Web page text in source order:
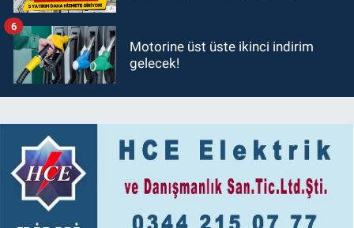
Motorine üst üste ikinci indirim
gelecek!
6